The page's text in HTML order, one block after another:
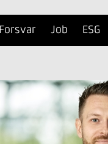
Forsvar Job ESG